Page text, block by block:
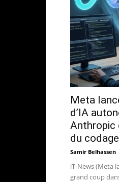
Meta
d’IA
Anthropic
du codage
Samir Belhassen
iT-News (Meta
grand coup